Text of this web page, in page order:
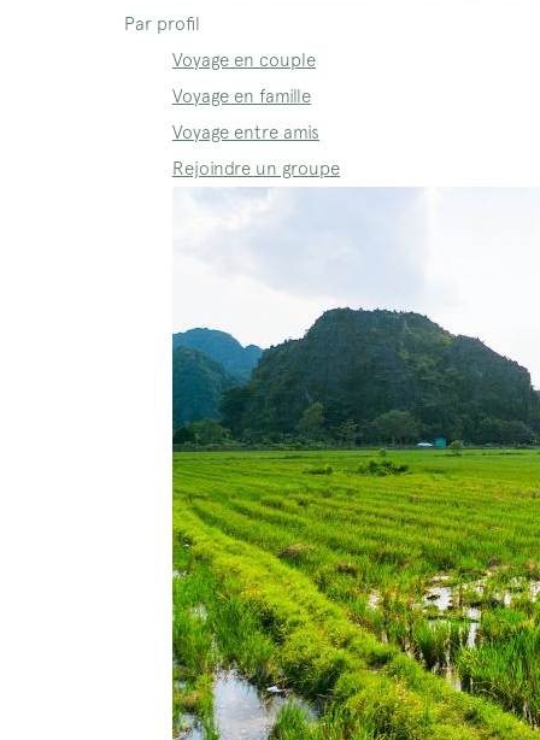
Par profil
Voyage en couple
Voyage en famille
Voyage entre amis
Rejoindre un groupe